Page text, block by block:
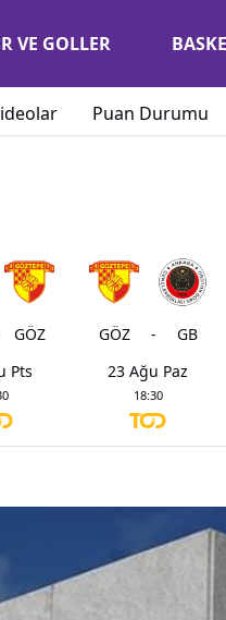
VE GOLLER
Puan Durumu
GÖZ
Pts
GÖZ -
GB
23 Ağu Paz
18:30